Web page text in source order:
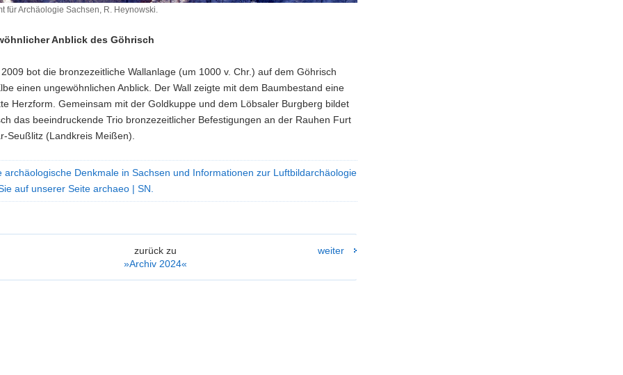
für Archäologie Sachsen, R. Heynowski.
Anblick des Göhrisch
bot die bronzezeitliche Wallanlage (um 1000 v. Chr.) auf dem Göhrisch
einen ungewöhnlichen Anblick. Der Wall zeigte mit dem Baumbestand eine
Herzform. Gemeinsam mit der Goldkuppe und dem Löbsaler Burgberg bildet
das beeindruckende Trio bronzezeitlicher Befestigungen an der Rauhen Furt
Seußlitz (Landkreis Meißen).
archäologische Denkmale in Sachsen und Informationen zur Luftbildarchäologie
auf unserer Seite archaeo | SN.
zurück zu
»Archiv 2024«
weiter